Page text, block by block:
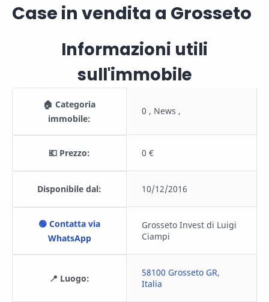
Case in vendita a Grosseto
Informazioni utili
sull'immobile
🏠 Categoria
immobile:
0 , News ,
💶 Prezzo: 0 €
Disponibile dal: 10/12/2016
🟢 Contatta via
WhatsApp
Grosseto Invest di Luigi
Ciampi
📍 Luogo:
58100 Grosseto GR,
Italia